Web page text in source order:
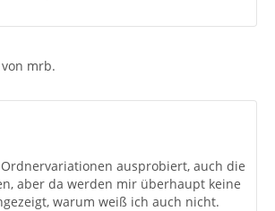
mrb.
ausprobiert, auch die
aber da werden mir überhaupt keine
warum weiß ich auch nicht.